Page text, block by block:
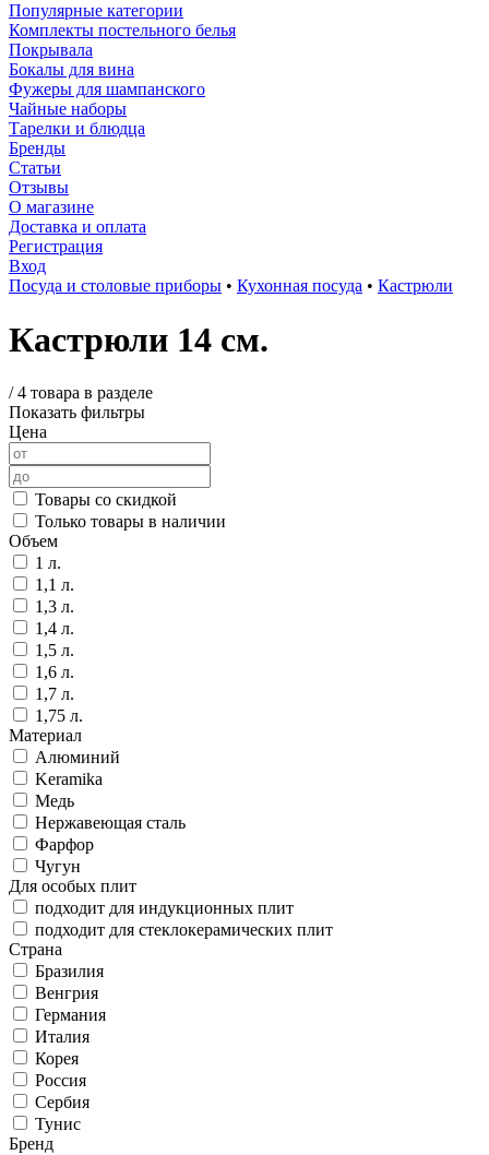
Популярные категории
Комплекты постельного белья
Покрывала
Бокалы для вина
Фужеры для шампанского
Чайные наборы
Тарелки и блюдца
Бренды
Статьи
Отзывы
О магазине
Доставка и оплата
Регистрация
Вход
Посуда и столовые приборы • Кухонная посуда • Кастрюли
Кастрюли 14 см.
/4 товара в разделе
Показать фильтры
Цена
Товары со скидкой
Только товары в наличии
Объем
1 л.
1,1 л.
1,3 л.
1,4 л.
1,5 л.
1,6 л.
1,7 л.
1,75 л.
Материал
Алюминий
Keramika
Медь
Нержавеющая сталь
Фарфор
Чугун
Для особых плит
подходит для индукционных плит
подходит для стеклокерамических плит
Страна
Бразилия
Венгрия
Германия
Италия
Корея
Россия
Сербия
Тунис
Бренд